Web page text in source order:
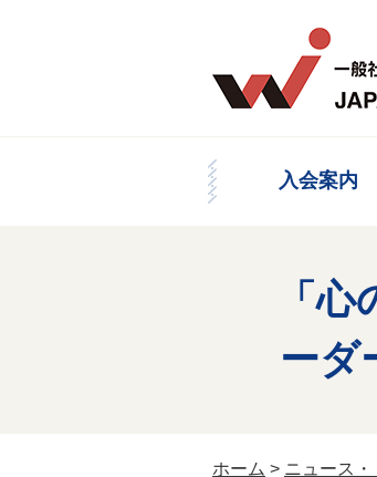
入会案内
「
ー
ホーム > ニュース・